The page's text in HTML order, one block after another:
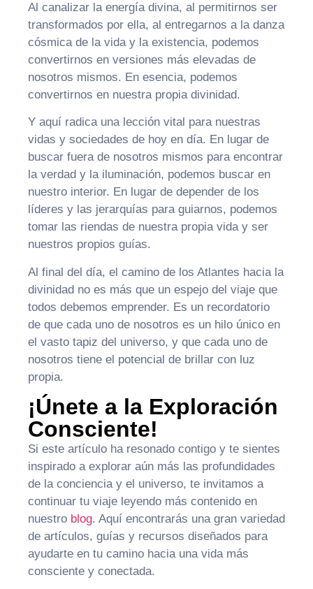
Al canalizar la energía divina, al permitirnos ser
transformados por ella, al entregarnos a la danza
cósmica de la vida y la existencia, podemos
convertirnos en versiones más elevadas de
nosotros mismos. En esencia, podemos
convertirnos en nuestra propia divinidad.
Y aquí radica una lección vital para nuestras
vidas y sociedades de hoy en día. En lugar de
buscar fuera de nosotros mismos para encontrar
la verdad y la iluminación, podemos buscar en
nuestro interior. En lugar de depender de los
líderes y las jerarquías para guiarnos, podemos
tomar las riendas de nuestra propia vida y ser
nuestros propios guías.
Al final del día, el camino de los Atlantes hacia la
divinidad no es más que un espejo del viaje que
todos debemos emprender. Es un recordatorio
de que cada uno de nosotros es un hilo único en
el vasto tapiz del universo, y que cada uno de
nosotros tiene el potencial de brillar con luz
propia.
¡Únete a la Exploración
Consciente!
Si este artículo ha resonado contigo y te sientes
inspirado a explorar aún más las profundidades
de la conciencia y el universo, te invitamos a
continuar tu viaje leyendo más contenido en
nuestro blog. Aquí encontrarás una gran variedad
de artículos, guías y recursos diseñados para
ayudarte en tu camino hacia una vida más
consciente y conectada.